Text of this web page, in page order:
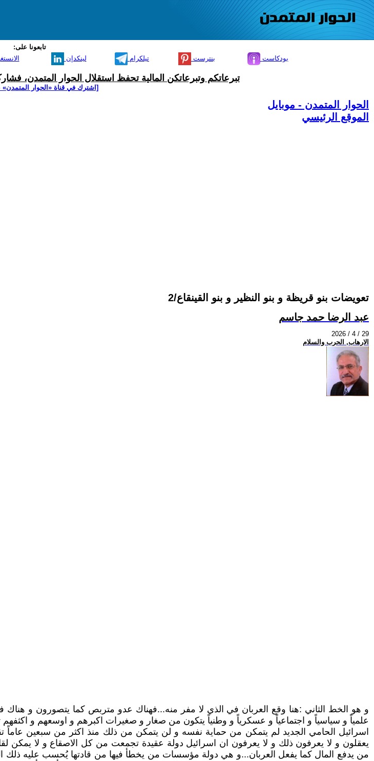
تابعونا على:
لينكدإن تيلكرام بنترست بودكاست
تبرعاتكم وتبرعاتكن المالية تحفظ استقلال الحوار المتمدن،
[اشترك في قناة ‫«الحوار المتمدن»
الحوار المتمدن - موبايل
الموقع الرئيسي
تعويضات بنو قريظة و بنو النظير و بنو القينقاع/2
عبد الرضا حمد جاسم
2026 / 4 / 29
الارهاب, الحرب والسلام
و هو الخط الثاني :هنا وقع العربان في الذي لا مفر منه...فهناك عدو متربص كما يتصورون و
علمياً و سياسياً و اجتماعياً و عسكرياً و وطنياً يتكون من صغار و صغيرات اكبرهم و اوسعهم و
اسرائيل الحامي الجديد لم يتمكن من حماية نفسه و لن يتمكن من ذلك منذ اكثر من سبعين عاماً
يعقلون و لا يعرفون ذلك و لا يعرفون ان اسرائيل دولة عقيدة تجمعت من كل الاصقاع و لا يمكن
من يدفع المال كما يفعل العربان...و هي دولة مؤسسات من يخطأ فيها من قادتها يُحسب عليه ذلك